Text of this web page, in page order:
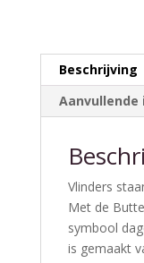
Beschrijving
Vlinders
Met de
symbool
is gemaakt